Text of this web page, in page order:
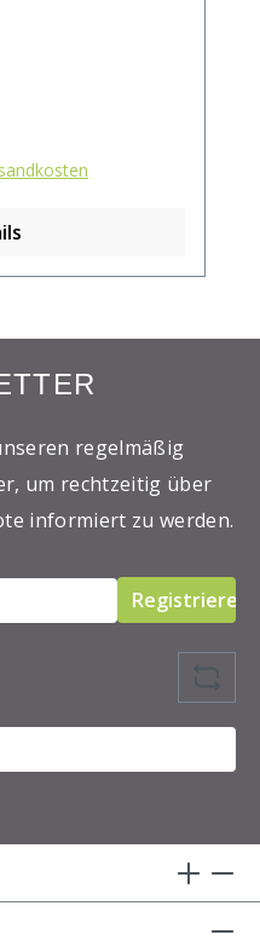
regelmäßig
um rechtzeitig über
informiert zu werden.
Registrieren